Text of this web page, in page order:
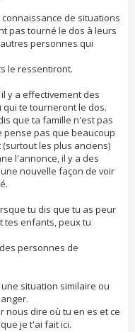
de situations
pas tourné le dos à leurs
personnes qui
le ressentiront.
y a effectivement des
te tourneront le dos.
que ta famille n'est pas
pense pas que beaucoup
les plus anciens)
l'annonce, il y a des
nouvelle façon de voir
tu dis que tu as peur
tes enfants, peux tu
personnes de
situation similaire ou
nous dire où tu en es et ce
je t'ai fait ici.